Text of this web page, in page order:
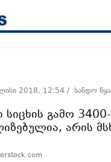
2018, 12:54 / სანდო
სიცხის გამო
არის